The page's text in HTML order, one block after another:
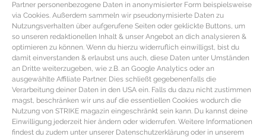
Partner personenbezogene Daten in anonymisierter Form beispielsweise
via Cookies. Außerdem sammeln wir pseudonymisierte Daten zu
Nutzungsverhalten über aufgerufene Seiten oder geklickte Buttons, um
so unseren redaktionellen Inhalt & unser Angebot an dich analysieren &
optimieren zu können. Wenn du hierzu widerruflich einwilligst, bist du
damit einverstanden & erlaubst uns auch, diese Daten unter Umständen
an Dritte weiterzugeben, wie z.B. an Google Analytics oder an
ausgewählte Affiliate Partner. Dies schließt gegebenenfalls die
Verarbeitung deiner Daten in den USA ein. Falls du dazu nicht zustimmen
magst, beschränken wir uns auf die essentiellen Cookies wodurch die
Nutzung von STRIKE magazin eingeschränkt sein kann. Du kannst deine
Einwilligung jederzeit hier ändern oder widerrufen. Weitere Informationen
findest du zudem unter unserer Datenschutzerklärung oder in unserem